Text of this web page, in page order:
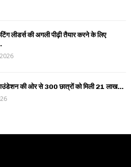
लीडर्स की अगली पीढ़ी तैयार करने के लिए
की ओर से 300 छात्रों को मिली 21 लाख...